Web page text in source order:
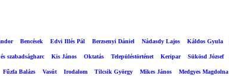
Bencések Edvi Illés Pál Berzsenyi Dániel Nádasdy Lajos Káldos Gyula
szabadságharc Kis János Oktatás Településtörténet Keripar Sükösd József
Fűzfa Balázs Vasút Irodalom Tilcsik György Mikes János Medgyes Magdolna